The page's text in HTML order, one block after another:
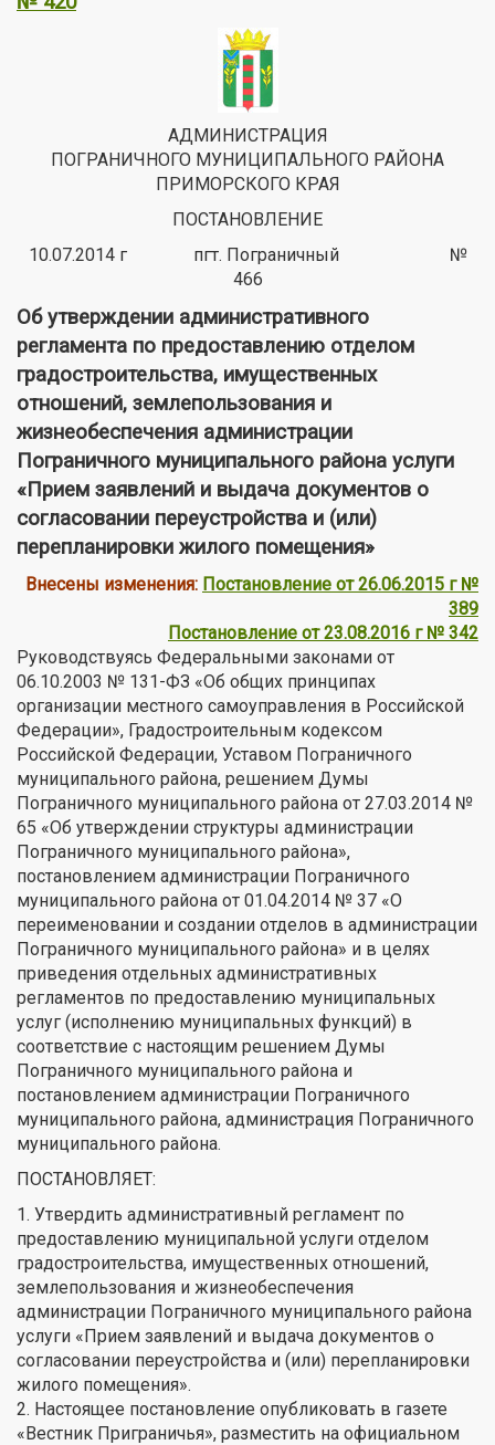
АДМИНИСТРАЦИЯ
ПОГРАНИЧНОГО МУНИЦИПАЛЬНОГО РАЙОНА
ПРИМОРСКОГО КРАЯ
ПОСТАНОВЛЕНИЕ
10.07.2014 г пгт. Пограничный №
466
Об утверждении административного
регламента по предоставлению отделом
градостроительства, имущественных
отношений, землепользования и
жизнеобеспечения администрации
Пограничного муниципального района услуги
«Прием заявлений и выдача документов о
согласовании переустройства и (или)
перепланировки жилого помещения»
Внесены изменения: Постановление от 26.06.2015 г №
389
Постановление от 23.08.2016 г № 342
Руководствуясь Федеральными законами от
06.10.2003 № 131-ФЗ «Об общих принципах
организации местного самоуправления в Российской
Федерации», Градостроительным кодексом
Российской Федерации, Уставом Пограничного
муниципального района, решением Думы
Пограничного муниципального района от 27.03.2014 №
65 «Об утверждении структуры администрации
Пограничного муниципального района»,
постановлением администрации Пограничного
муниципального района от 01.04.2014 № 37 «О
переименовании и создании отделов в администрации
Пограничного муниципального района» и в целях
приведения отдельных административных
регламентов по предоставлению муниципальных
услуг (исполнению муниципальных функций) в
соответствие с настоящим решением Думы
Пограничного муниципального района и
постановлением администрации Пограничного
муниципального района, администрация Пограничного
муниципального района.
ПОСТАНОВЛЯЕТ:
1. Утвердить административный регламент по
предоставлению муниципальной услуги отделом
градостроительства, имущественных отношений,
землепользования и жизнеобеспечения
администрации Пограничного муниципального района
услуги «Прием заявлений и выдача документов о
согласовании переустройства и (или) перепланировки
жилого помещения».
2. Настоящее постановление опубликовать в газете
«Вестник Приграничья», разместить на официальном